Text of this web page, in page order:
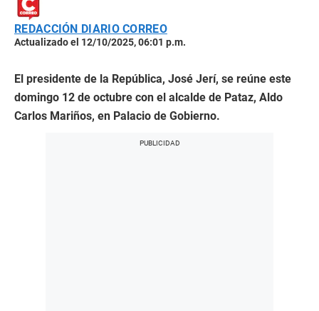
REDACCIÓN DIARIO CORREO
Actualizado el 12/10/2025, 06:01 p.m.
El presidente de la República, José Jerí, se reúne este
domingo 12 de octubre con el alcalde de Pataz, Aldo
Carlos Mariños, en Palacio de Gobierno.